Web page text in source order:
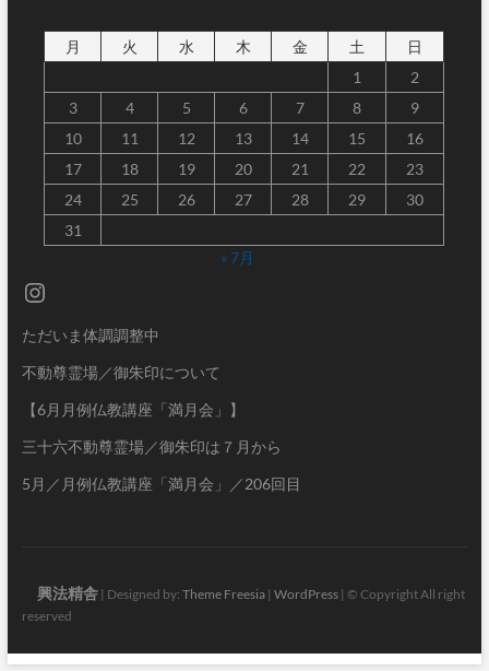
月 火 水 木 金 土
日
1
2
3
4 5 6 7 8
9
10
11 12 13 14 15
16
17
18 19 20 21 22
23
24
25 26 27 28 29
30
31
« 7月
Instagram
ただいま体調調整中
不動尊霊場／御朱印について
【6月月例仏教講座「満月会」】
三十六不動尊霊場／御朱印は７月から
5月／月例仏教講座「満月会」／206回目
興法精舎| Designed by: Theme Freesia| WordPress| © Copyright All right
reserved